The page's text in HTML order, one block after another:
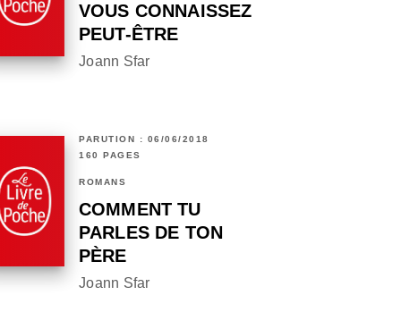
VOUS CONNAISSEZ
PEUT-ÊTRE
Joann Sfar
PARUTION : 06/06/2018
160 PAGES
ROMANS
COMMENT TU
PARLES DE TON
PÈRE
Joann Sfar